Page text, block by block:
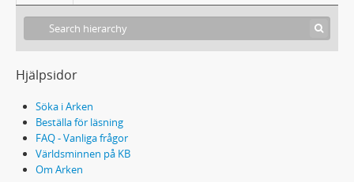
Hjälpsidor
Söka i Arken
Beställa för läsning
FAQ - Vanliga frågor
Världsminnen på KB
Om Arken